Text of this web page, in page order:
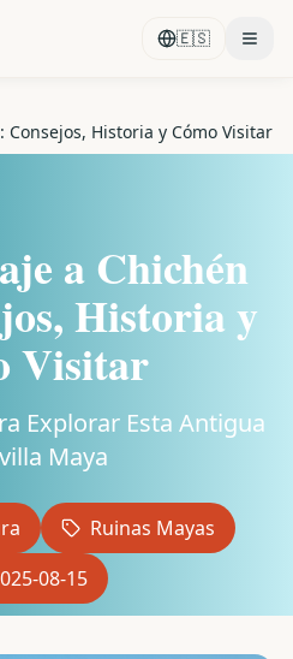
🇪🇸
Consejos, Historia y Cómo Visitar
a Chichén
Historia y
Visitar
Explorar Esta Antigua
Maya
Ruinas Mayas
08-15